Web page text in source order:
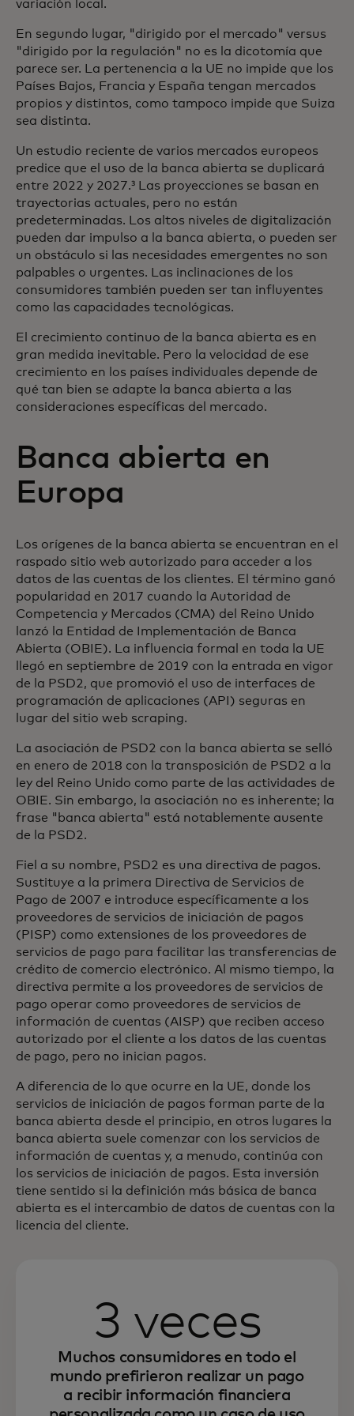
variación local.
En segundo lugar, "dirigido por el mercado" versus
"dirigido por la regulación" no es la dicotomía que
parece ser. La pertenencia a la UE no impide que los
Países Bajos, Francia y España tengan mercados
propios y distintos, como tampoco impide que Suiza
sea distinta.
Un estudio reciente de varios mercados europeos
predice que el uso de la banca abierta se duplicará
entre 2022 y 2027.³ Las proyecciones se basan en
trayectorias actuales, pero no están
predeterminadas. Los altos niveles de digitalización
pueden dar impulso a la banca abierta, o pueden ser
un obstáculo si las necesidades emergentes no son
palpables o urgentes. Las inclinaciones de los
consumidores también pueden ser tan influyentes
como las capacidades tecnológicas.
El crecimiento continuo de la banca abierta es en
gran medida inevitable. Pero la velocidad de ese
crecimiento en los países individuales depende de
qué tan bien se adapte la banca abierta a las
consideraciones específicas del mercado.
Banca abierta en
Europa
Los orígenes de la banca abierta se encuentran en el
raspado sitio web autorizado para acceder a los
datos de las cuentas de los clientes. El término ganó
popularidad en 2017 cuando la Autoridad de
Competencia y Mercados (CMA) del Reino Unido
lanzó la Entidad de Implementación de Banca
Abierta (OBIE). La influencia formal en toda la UE
llegó en septiembre de 2019 con la entrada en vigor
de la PSD2, que promovió el uso de interfaces de
programación de aplicaciones (API) seguras en
lugar del sitio web scraping.
La asociación de PSD2 con la banca abierta se selló
en enero de 2018 con la transposición de PSD2 a la
ley del Reino Unido como parte de las actividades de
OBIE. Sin embargo, la asociación no es inherente; la
frase "banca abierta" está notablemente ausente
de la PSD2.
Fiel a su nombre, PSD2 es una directiva de pagos.
Sustituye a la primera Directiva de Servicios de
Pago de 2007 e introduce específicamente a los
proveedores de servicios de iniciación de pagos
(PISP) como extensiones de los proveedores de
servicios de pago para facilitar las transferencias de
crédito de comercio electrónico. Al mismo tiempo, la
directiva permite a los proveedores de servicios de
pago operar como proveedores de servicios de
información de cuentas (AISP) que reciben acceso
autorizado por el cliente a los datos de las cuentas
de pago, pero no inician pagos.
A diferencia de lo que ocurre en la UE, donde los
servicios de iniciación de pagos forman parte de la
banca abierta desde el principio, en otros lugares la
banca abierta suele comenzar con los servicios de
información de cuentas y, a menudo, continúa con
los servicios de iniciación de pagos. Esta inversión
tiene sentido si la definición más básica de banca
abierta es el intercambio de datos de cuentas con la
licencia del cliente.
3 veces
Muchos consumidores en todo el
mundo prefirieron realizar un pago
a recibir información financiera